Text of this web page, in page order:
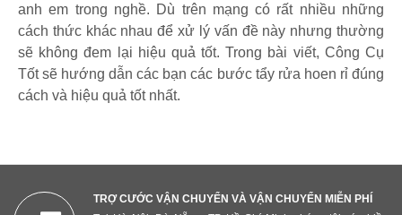
anh em trong nghề. Dù trên mạng có rất nhiều những
cách thức khác nhau để xử lý vấn đề này nhưng thường
sẽ không đem lại hiệu quả tốt. Trong bài viết, Công Cụ
Tốt sẽ hướng dẫn các bạn các bước tẩy rửa hoen rỉ đúng
cách và hiệu quả tốt nhất.
TRỢ CƯỚC VẬN CHUYỂN VÀ VẬN CHUYỂN MIỄN PHÍ